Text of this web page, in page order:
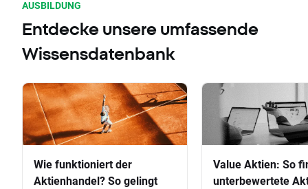
AUSBILDUNG
Entdecke unsere umfassende
Wissensdatenbank
Wie funktioniert der
Aktienhandel? So gelingt
Value Aktien: So
unterbewertete